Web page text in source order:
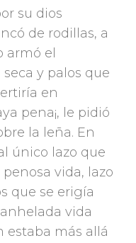
su dios
de rodillas, a
armó el
y palos que
en
pena¡, le pidió
la leña. En
único lazo que
vida, lazo
que se erigía
vida
estaba más allá